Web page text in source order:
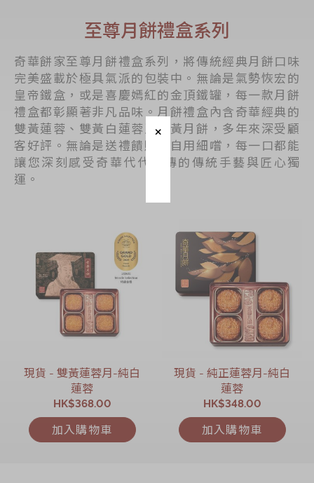
至尊月餅禮盒系列
奇華餅家至尊月餅禮盒系列，將傳統經典月餅口味
完美盛載於極具氣派的包裝中。無論是氣勢恢宏的
皇帝鐵盒，或是喜慶嫣紅的金頂鐵罐，每一款月餅
禮盒都彰顯著非凡品味。月餅禮盒內含奇華經典的
雙黃蓮蓉、雙黃白蓮蓉及雙黃月餅，多年來深受顧
客好評。無論是送禮饋贈或自用細嚐，每一口都能
讓您深刻感受奇華代代相傳的傳統手藝與匠心獨
運。
現貨 - 雙黃蓮蓉月-純白
蓮蓉
HK$368.00
加入購物車
現貨 - 純正蓮蓉月-純白
蓮蓉
HK$348.00
加入購物車